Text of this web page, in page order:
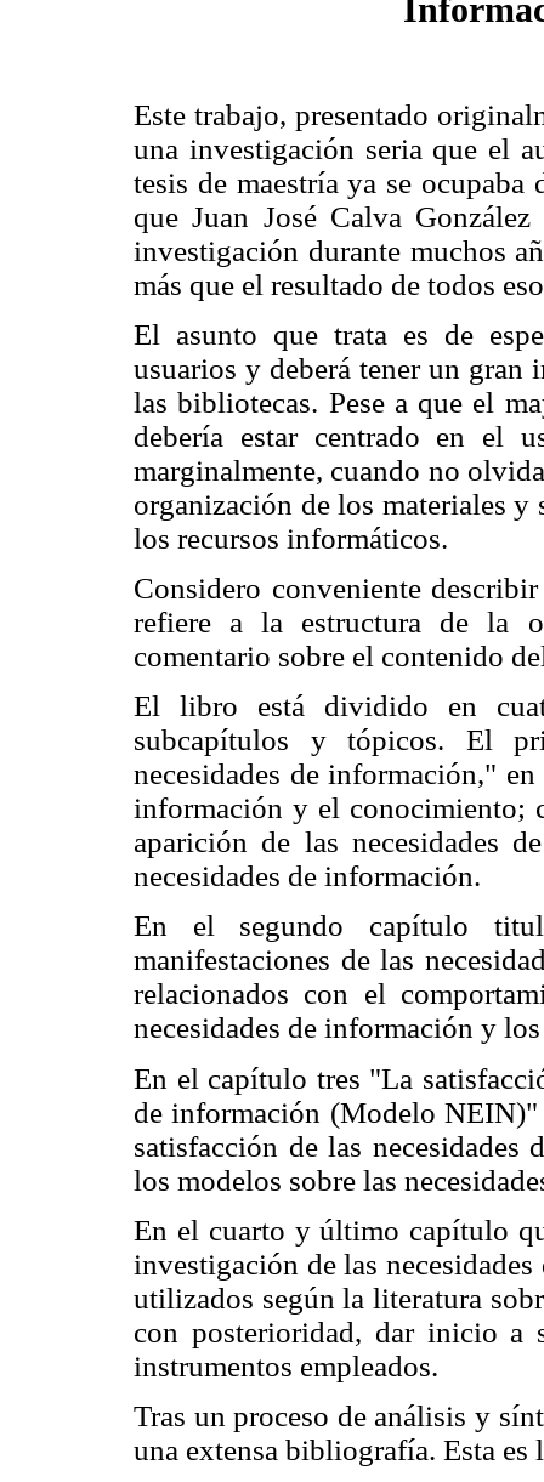
Este trabajo, presentado
una investigación seria que el
tesis de maestría ya se
que Juan José Calva
investigación durante muchos
más que el resultado de todos
El asunto que trata es de
usuarios y deberá tener un gran
las bibliotecas. Pese a que el
debería estar centrado en el
marginalmente, cuando no
organización de los materiales
los recursos informáticos.
Considero conveniente
refiere a la estructura de la
comentario sobre el contenido
El libro está dividido en
subcapítulos y tópicos. El
necesidades de información,"
información y el conocimiento;
aparición de las necesidades
necesidades de información.
En el segundo capítulo
manifestaciones de las
relacionados con el
necesidades de información y
En el capítulo tres "La
de información (Modelo NEIN)"
satisfacción de las
los modelos sobre las
En el cuarto y último capítulo
investigación de las
utilizados según la literatura
con posterioridad, dar inicio a
instrumentos empleados.
Tras un proceso de análisis y
una extensa bibliografía. Esta es